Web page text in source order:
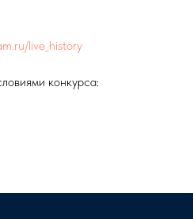
live_history
конкурса: